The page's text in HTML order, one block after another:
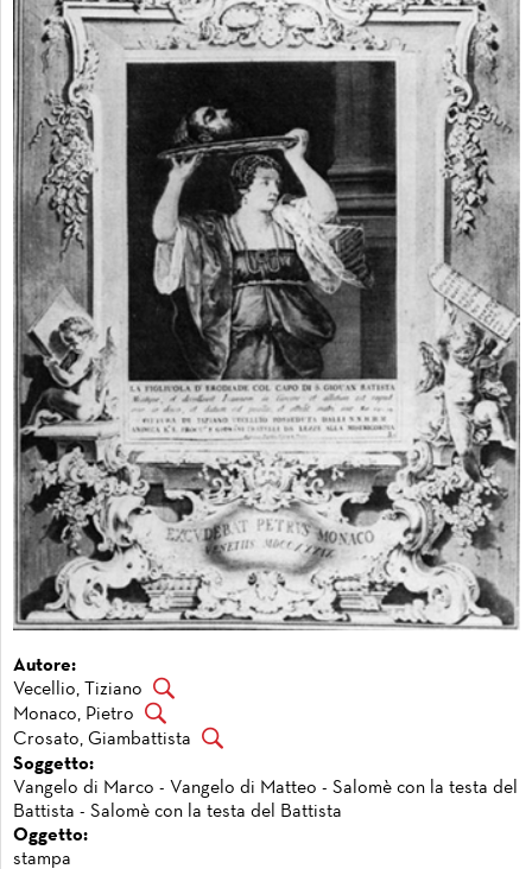
Autore:
Vecellio, Tiziano
Monaco, Pietro
Crosato, Giambattista
Soggetto:
Vangelo di Marco - Vangelo di Matteo - Salomè con la testa del
Battista - Salomè con la testa del Battista
Oggetto:
stampa